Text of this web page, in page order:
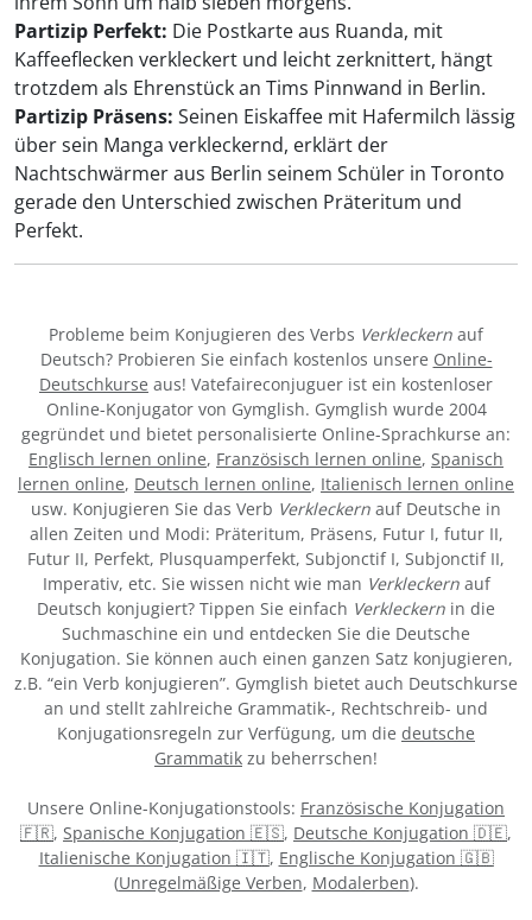
Partizip Perfekt: Die Postkarte aus Ruanda, mit
Kaffeeflecken verkleckert und leicht zerknittert, hängt
trotzdem als Ehrenstück an Tims Pinnwand in Berlin.
Partizip Präsens: Seinen Eiskaffee mit Hafermilch lässig
über sein Manga verkleckernd, erklärt der
Nachtschwärmer aus Berlin seinem Schüler in Toronto
gerade den Unterschied zwischen Präteritum und
Perfekt.
Probleme beim Konjugieren des Verbs Verkleckern auf
Deutsch? Probieren Sie einfach kostenlos unsere Online-
Deutschkurse aus! Vatefaireconjuguer ist ein kostenloser
Online-Konjugator von Gymglish. Gymglish wurde 2004
gegründet und bietet personalisierte Online-Sprachkurse an:
Englisch lernen online, Französisch lernen online, Spanisch
lernen online, Deutsch lernen online, Italienisch lernen online
usw. Konjugieren Sie das Verb Verkleckern auf Deutsche in
allen Zeiten und Modi: Präteritum, Präsens, Futur I, futur II,
Futur II, Perfekt, Plusquamperfekt, Subjonctif I, Subjonctif II,
Imperativ, etc. Sie wissen nicht wie man Verkleckernauf
Deutsch konjugiert? Tippen Sie einfach Verkleckern in die
Suchmaschine ein und entdecken Sie die Deutsche
Konjugation. Sie können auch einen ganzen Satz konjugieren,
z.B. “ein Verb konjugieren”. Gymglish bietet auch Deutschkurse
an und stellt zahlreiche Grammatik-, Rechtschreib- und
Konjugationsregeln zur Verfügung, um die deutsche
Grammatik zu beherrschen!
Unsere Online-Konjugationstools: Französische Konjugation
🇫🇷, Spanische Konjugation 🇪🇸, Deutsche Konjugation 🇩🇪,
Italienische Konjugation 🇮🇹, Englische Konjugation 🇬🇧
(Unregelmäßige Verben, Modalerben).